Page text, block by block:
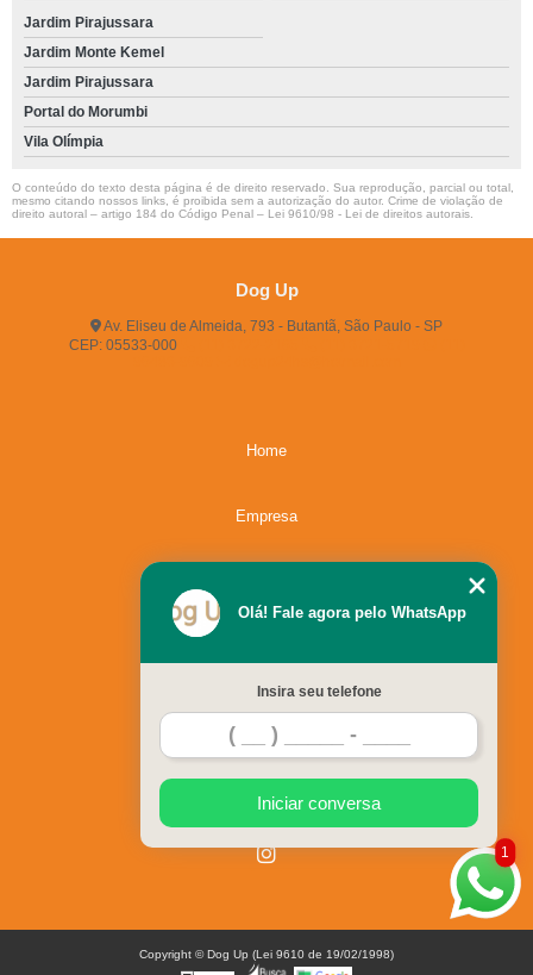
Jardim Pirajussara
Jardim Monte Kemel
Jardim Pirajussara
Portal do Morumbi
Vila Olímpia
O conteúdo do texto desta página é de direito reservado. Sua reprodução, parcial ou total,
mesmo citando nossos links, é proibida sem a autorização do autor. Crime de violação de
direito autoral – artigo 184 do Código Penal – Lei 9610/98 - Lei de direitos autorais.
Dog Up
Av. Eliseu de Almeida, 793 - Butantã, São Paulo - SP
CEP: 05533-000
Home
Empresa
Contato
Mapa do site
1
Olá! Fale agora pelo WhatsApp
Insira seu telefone
Iniciar conversa
Copyright © Dog Up (Lei 9610 de 19/02/1998)